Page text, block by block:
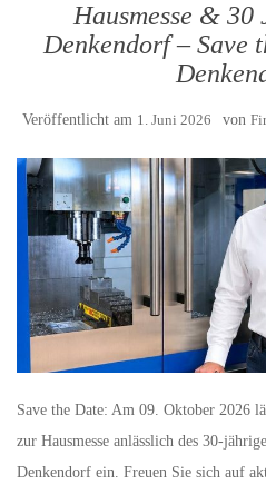
Hausmesse &
Denkendorf – Save
Veröffentlicht am 1. Juni 2026 von
Save the Date: Am 09. Oktober 2026
zur Hausmesse anlässlich des 30-
Denkendorf ein. Freuen Sie sich auf